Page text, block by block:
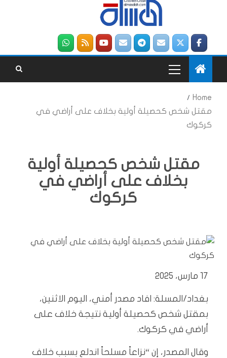
Home
مقتل شخص كحصيلة أولية بخلاف على أراضي في
كركوك
مقتل شخص كحصيلة أولية
بخلاف على أراضي في
كركوك
17 مارس، 2025
بغداد/المسلة: افاد مصدر أمني، اليوم الاثنين،
بمقتل شخص كحصيلة أولية نتيجة خلاف على
أراضي في كركوك.
وقال المصدر، إن “نزاعاً مسلحاً اندلع بسبب خلاف